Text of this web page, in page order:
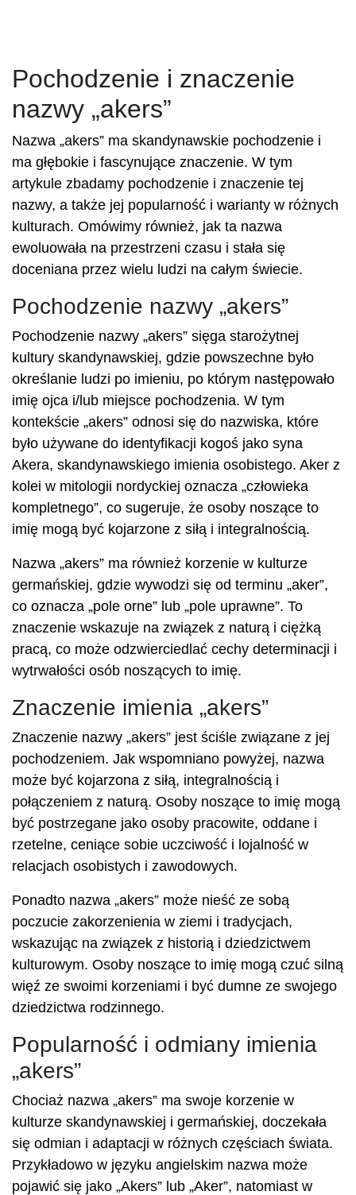
Pochodzenie i znaczenie
nazwy „akers”
Nazwa „akers” ma skandynawskie pochodzenie i
ma głębokie i fascynujące znaczenie. W tym
artykule zbadamy pochodzenie i znaczenie tej
nazwy, a także jej popularność i warianty w różnych
kulturach. Omówimy również, jak ta nazwa
ewoluowała na przestrzeni czasu i stała się
doceniana przez wielu ludzi na całym świecie.
Pochodzenie nazwy „akers”
Pochodzenie nazwy „akers” sięga starożytnej
kultury skandynawskiej, gdzie powszechne było
określanie ludzi po imieniu, po którym następowało
imię ojca i/lub miejsce pochodzenia. W tym
kontekście „akers” odnosi się do nazwiska, które
było używane do identyfikacji kogoś jako syna
Akera, skandynawskiego imienia osobistego. Aker z
kolei w mitologii nordyckiej oznacza „człowieka
kompletnego”, co sugeruje, że osoby noszące to
imię mogą być kojarzone z siłą i integralnością.
Nazwa „akers” ma również korzenie w kulturze
germańskiej, gdzie wywodzi się od terminu „aker”,
co oznacza „pole orne” lub „pole uprawne”. To
znaczenie wskazuje na związek z naturą i ciężką
pracą, co może odzwierciedlać cechy determinacji i
wytrwałości osób noszących to imię.
Znaczenie imienia „akers”
Znaczenie nazwy „akers” jest ściśle związane z jej
pochodzeniem. Jak wspomniano powyżej, nazwa
może być kojarzona z siłą, integralnością i
połączeniem z naturą. Osoby noszące to imię mogą
być postrzegane jako osoby pracowite, oddane i
rzetelne, ceniące sobie uczciwość i lojalność w
relacjach osobistych i zawodowych.
Ponadto nazwa „akers” może nieść ze sobą
poczucie zakorzenienia w ziemi i tradycjach,
wskazując na związek z historią i dziedzictwem
kulturowym. Osoby noszące to imię mogą czuć silną
więź ze swoimi korzeniami i być dumne ze swojego
dziedzictwa rodzinnego.
Popularność i odmiany imienia
„akers”
Chociaż nazwa „akers” ma swoje korzenie w
kulturze skandynawskiej i germańskiej, doczekała
się odmian i adaptacji w różnych częściach świata.
Przykładowo w języku angielskim nazwa może
pojawić się jako „Akers” lub „Aker”, natomiast w